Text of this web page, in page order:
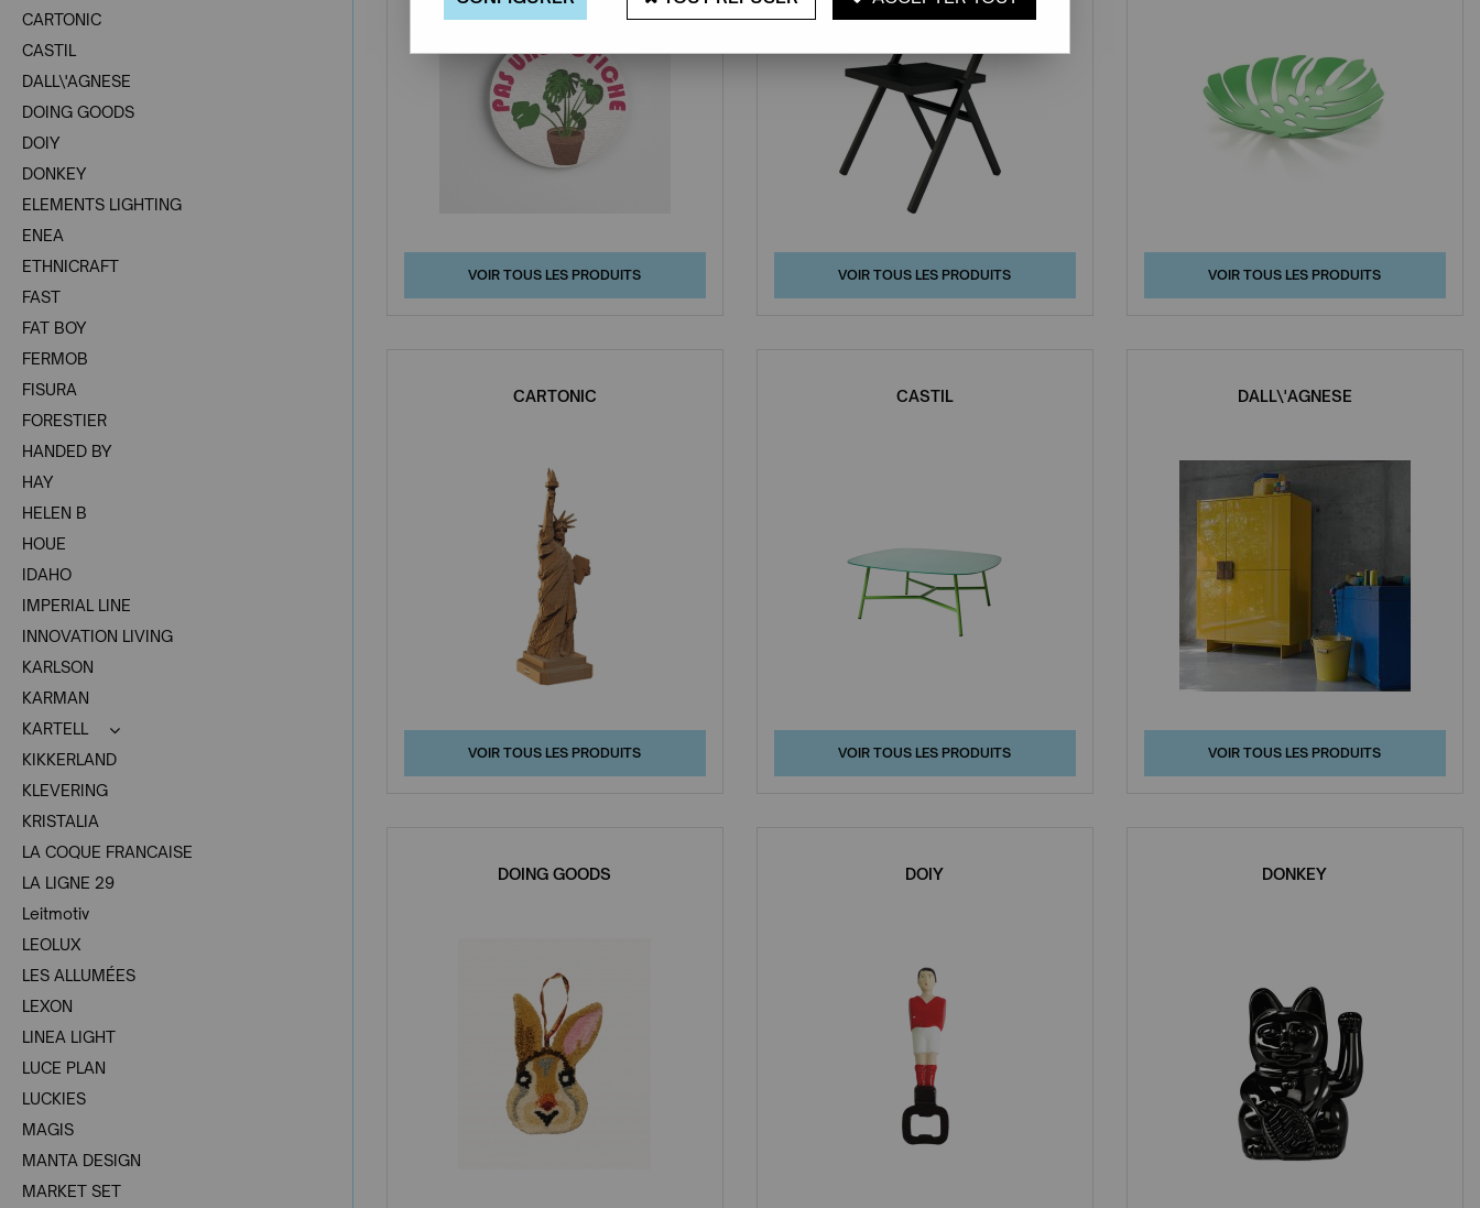
CARTONIC
CASTIL
DALL\'AGNESE
DOING GOODS
DOIY
DONKEY
ELEMENTS LIGHTING
ENEA
ETHNICRAFT
FAST
FAT BOY
FERMOB
FISURA
FORESTIER
HANDED BY
HAY
HELEN B
HOUE
IDAHO
IMPERIAL LINE
INNOVATION LIVING
KARLSON
KARMAN
KARTELL
KIKKERLAND
KLEVERING
KRISTALIA
LA COQUE FRANCAISE
LA LIGNE 29
Leitmotiv
LEOLUX
LES ALLUMÉES
LEXON
LINEA LIGHT
LUCE PLAN
LUCKIES
MAGIS
MANTA DESIGN
MARKET SET
VOIR TOUS LES PRODUITS VOIR TOUS LES PRODUITS VOIR TOUS LES PRODUITS
CARTONIC
VOIR TOUS LES PRODUITS
CASTIL
VOIR TOUS LES PRODUITS
DALL\'AGNESE
VOIR TOUS LES PRODUITS
DOING GOODS DOIY DONKEY